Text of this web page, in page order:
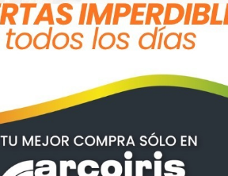
la gripe en grupos de riesgo